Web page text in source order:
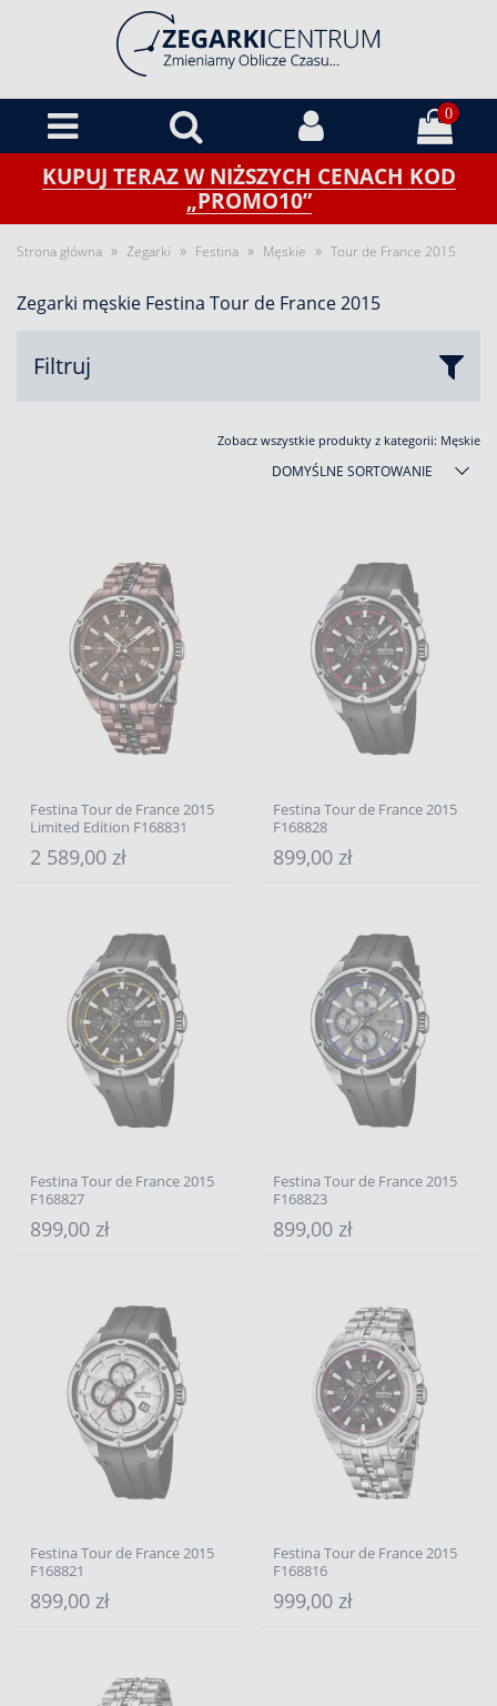
0
KUPUJ TERAZ W NIŻSZYCH CENACH KOD
„PROMO10”
Strona główna » Zegarki » Festina » Męskie » Tour de France 2015
Zegarki męskie Festina Tour de France 2015
Filtruj
Zobacz wszystkie produkty z kategorii: Męskie
DOMYŚLNE SORTOWANIE
Festina Tour de France 2015
Limited Edition F168831
2 589,00 zł
Festina Tour de France 2015
F168828
899,00 zł
Festina Tour de France 2015
F168827
899,00 zł
Festina Tour de France 2015
F168823
899,00 zł
Festina Tour de France 2015
F168821
899,00 zł
Festina Tour de France 2015
F168816
999,00 zł